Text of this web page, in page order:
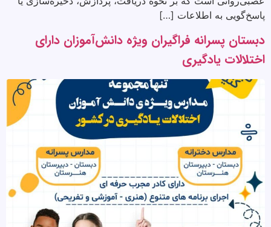
پاسخ‌گویی به اطلاعات […]
دبستان پسرانه فراگیران ویژه دانش‌آموزان دارای
اختلالات یادگیری